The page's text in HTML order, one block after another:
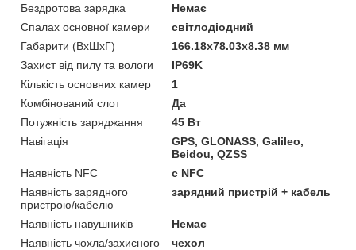
Бездротова зарядка
Немає
Спалах основної камери
світлодіодний
Габарити (ВхШхГ)
166.18x78.03x8.38 мм
Захист від пилу та вологи
IP69K
Кількість основних камер
1
Комбінований слот
Да
Потужність заряджання
45 Вт
Навігація
GPS, GLONASS, Galileo,
Beidou, QZSS
Наявність NFC
с NFC
Наявність зарядного
пристрою/кабелю
зарядний пристрій + кабель
Наявність навушників
Немає
Наявність чохла/захисного
чехол